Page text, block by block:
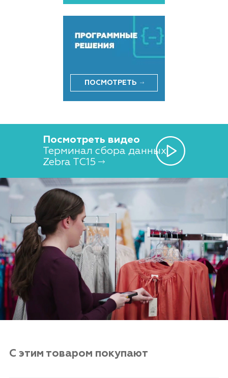
ПОСМОТРЕТЬ
Посмотреть видео
Терминал сбора данных
Zebra TC15
С этим товаром покупают